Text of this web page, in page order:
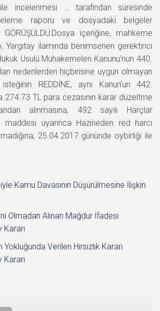
incelenmesi … tarafından süresinde
raporu ve dosyadaki belgeler
GÖRÜŞÜLDÜ:Dosya içeriğine, mahkeme
Yargıtay ilamında benimsenen gerektirici
Usulü Muhakemeleri Kanunu’nun 440.
nedenlerden hiçbirisine uygun olmayan
REDDİNE, aynı Kanun’un 442.
274.73 TL para cezasının karar düzeltme
alınmasına, 492 sayılı Harçlar
maddesi uyarınca Hazineden red harcı
25.04.2017 gününde oybirliği ile
Kamu Davasının Düşürülmesine İlişkin
Olmadan Alınan Mağdur İfadesi
Kararı
Verilen Hırsızlık Kararı
Kararı